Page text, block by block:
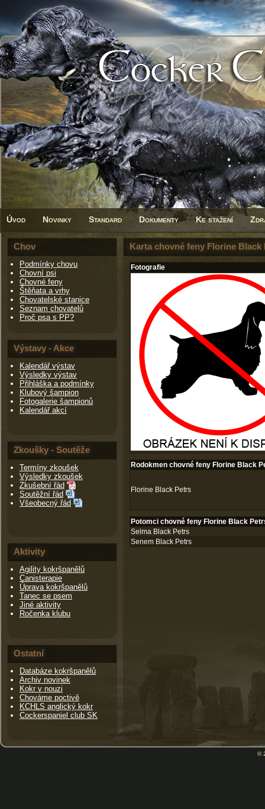
Úvod Novinky Standard Dokumenty Ke stažení
Chov
Podmínky chovu
Chovní psi
Chovné feny
Štěňata a vrhy
Chovatelské stanice
Seznam chovatelů
Proč psa s PP?
Výstavy - Akce
Kalendář výstav
Výsledky výstav
Přihláška a podmínky
Klubový šampion
Fotogalerie šampionů
Kalendář akcí
Zkoušky - Soutěže
Termíny zkoušek
Výsledky zkoušek
Zkušební řád
Soutěžní řád
Všeobecný řád
Aktivity
Agility kokršpanělů
Canisterapie
Úprava kokršpanělů
Tanec se psem
Jiné aktivity
Ročenka klubu
Ostatní
Databáze kokršpanělů
Archiv novinek
Kokr v nouzi
Chováme poctivě
KCHLS anglický kokr
Cockerspaniel club SK
Karta chovné feny Florine Black
Fotografie
Rodokmen chovné feny Florine Black
Florine Black Petrs
Potomci chovné feny Florine Black
Selma Black Petrs
Senem Black Petrs
©